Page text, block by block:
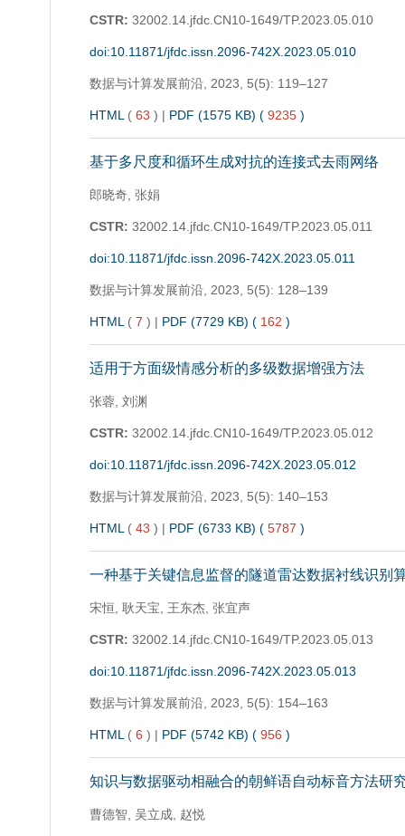
CSTR: 32002.14.jfdc.CN10-1649/TP.2023.05.010
doi:10.11871/jfdc.issn.2096-742X.2023.05.010
数据与计算发展前沿, 2023, 5(5): 119–127
HTML (63 ) | PDF (1575 KB) (9235 )
基于多尺度和循环生成对抗的连接式去雨网络
郎晓奇, 张娟
CSTR: 32002.14.jfdc.CN10-1649/TP.2023.05.011
doi:10.11871/jfdc.issn.2096-742X.2023.05.011
数据与计算发展前沿, 2023, 5(5): 128–139
HTML (7 ) | PDF (7729 KB) (162 )
适用于方面级情感分析的多级数据增强方法
张蓉, 刘渊
CSTR: 32002.14.jfdc.CN10-1649/TP.2023.05.012
doi:10.11871/jfdc.issn.2096-742X.2023.05.012
数据与计算发展前沿, 2023, 5(5): 140–153
HTML (43 ) | PDF (6733 KB) (5787 )
一种基于关键信息监督的隧道雷达数据衬线识别
宋恒, 耿天宝, 王东杰, 张宜声
CSTR: 32002.14.jfdc.CN10-1649/TP.2023.05.013
doi:10.11871/jfdc.issn.2096-742X.2023.05.013
数据与计算发展前沿, 2023, 5(5): 154–163
HTML (6 ) | PDF (5742 KB) (956 )
知识与数据驱动相融合的朝鲜语自动标音方法研
曹德智, 吴立成, 赵悦